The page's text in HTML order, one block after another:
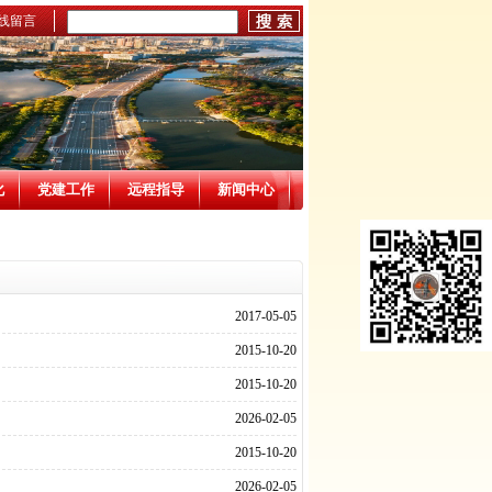
留言
党建工作 远程指导 新闻中心
2017-05-05
2015-10-20
2015-10-20
2026-02-05
2015-10-20
2026-02-05